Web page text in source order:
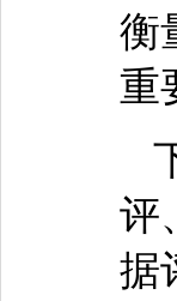
衡
重
评
据